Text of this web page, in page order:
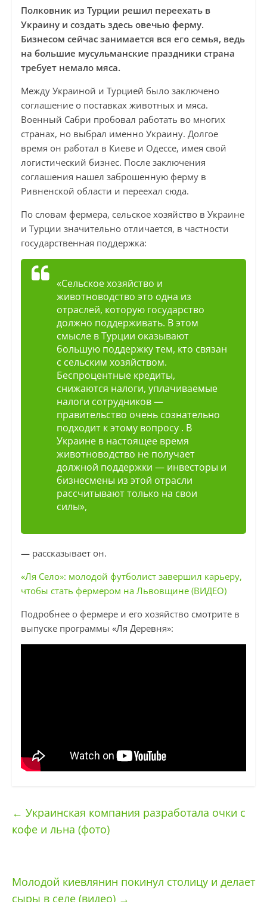
Полковник из Турции решил переехать в
Украину и создать здесь овечью ферму.
Бизнесом сейчас занимается вся его семья, ведь
на большие мусульманские праздники страна
требует немало мяса.
Между Украиной и Турцией было заключено
соглашение о поставках животных и мяса.
Военный Сабри пробовал работать во многих
странах, но выбрал именно Украину. Долгое
время он работал в Киеве и Одессе, имея свой
логистический бизнес. После заключения
соглашения нашел заброшенную ферму в
Ривненской области и переехал сюда.
По словам фермера, сельское хозяйство в Украине
и Турции значительно отличается, в частности
государственная поддержка:
«Сельское хозяйство и
животноводство это одна из
отраслей, которую государство
должно поддерживать. В этом
смысле в Турции оказывают
большую поддержку тем, кто связан
с сельским хозяйством.
Беспроцентные кредиты,
снижаются налоги, уплачиваемые
налоги сотрудников —
правительство очень сознательно
подходит к этому вопросу . В
Украине в настоящее время
животноводство не получает
должной поддержки — инвесторы и
бизнесмены из этой отрасли
рассчитывают только на свои
силы»,
— рассказывает он.
«Ля Село»: молодой футболист завершил карьеру,
чтобы стать фермером на Львовщине (ВИДЕО)
Подробнее о фермере и его хозяйство смотрите в
выпуске программы «Ля Деревня»:
← Украинская компания разработала очки с
кофе и льна (фото)
Молодой киевлянин покинул столицу и делает
сыры в селе (видео) →